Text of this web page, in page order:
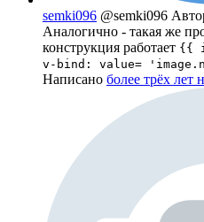
semki096 @semki096
Аналогично - такая же
конструкция работает {{
v-bind: value=
Написано более трёх лет